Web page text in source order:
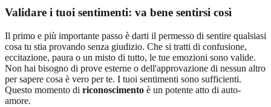
Validare i tuoi sentimenti: va bene sentirsi così
Il primo e più importante passo è darti il permesso di sentire qualsiasi
cosa tu stia provando senza giudizio. Che si tratti di confusione,
eccitazione, paura o un misto di tutto, le tue emozioni sono valide.
Non hai bisogno di prove esterne o dell'approvazione di nessun altro
per sapere cosa è vero per te. I tuoi sentimenti sono sufficienti.
Questo momento di riconoscimento è un potente atto di auto-
amore.